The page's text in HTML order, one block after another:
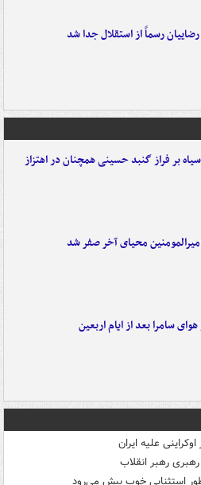
رسماً از استقلال جدا شد
بر فراز گنبد حسینی همچنان در اهتزاز
محیای آخر صفر شد
سامرا بعد از ایام اربعین
علیه ایران
طور استثنایی خوب پیش می‌رود